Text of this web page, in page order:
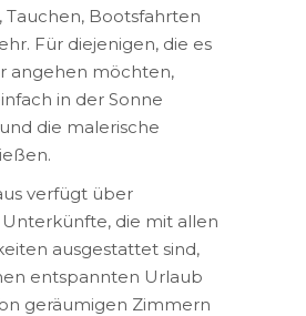
Tauchen, Bootsfahrten
Für diejenigen, die es
angehen möchten,
in der Sonne
die malerische
verfügt über
die mit allen
ausgestattet sind,
entspannten Urlaub
geräumigen Zimmern